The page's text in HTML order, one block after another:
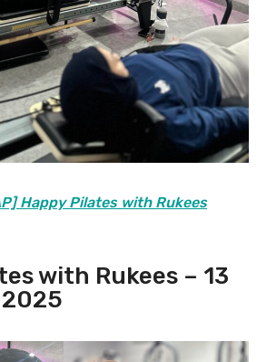
Happy Pilates with Rukees
with Rukees – 13